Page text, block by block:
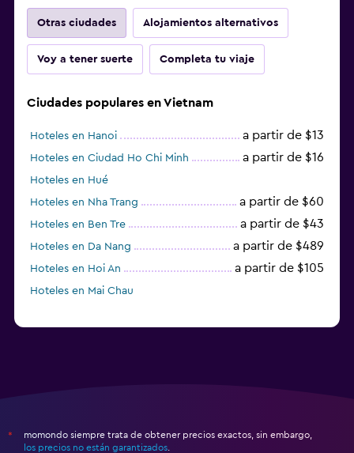
Otras ciudades Alojamientos alternativos
Voy a tener suerte Completa tu viaje
Ciudades populares en Vietnam
Hoteles en Hanoi a partir de $13
Hoteles en Ciudad Ho Chi Minh a partir de $16
Hoteles en Hué
Hoteles en Nha Trang
a partir de $60
Hoteles en Ben Tre a partir de $43
Hoteles en Da Nang a partir de $489
Hoteles en Hoi An a partir de $105
Hoteles en Mai Chau
*
momondo siempre trata de obtener precios exactos, sin embargo,
los precios no están garantizados